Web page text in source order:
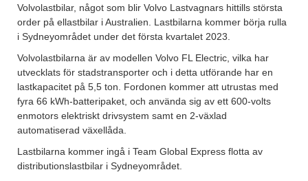
Volvolastbilar, något som blir Volvo Lastvagnars hittills största
order på ellastbilar i Australien. Lastbilarna kommer börja rulla
i Sydneyområdet under det första kvartalet 2023.
Volvolastbilarna är av modellen Volvo FL Electric, vilka har
utvecklats för stadstransporter och i detta utförande har en
lastkapacitet på 5,5 ton. Fordonen kommer att utrustas med
fyra 66 kWh-batteripaket, och använda sig av ett 600-volts
enmotors elektriskt drivsystem samt en 2-växlad
automatiserad växellåda.
Lastbilarna kommer ingå i Team Global Express flotta av
distributionslastbilar i Sydneyområdet.